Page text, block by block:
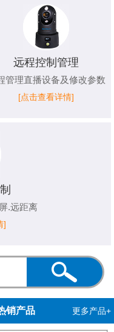
远程控制管理
管理直播设备及修改参数
[点击查看详情]
.远距离
]
销产品 更多产品+